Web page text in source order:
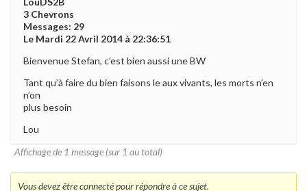
3 Chevrons
Messages: 29
Le Mardi 22 Avril 2014 à 22:36:51
Bienvenue Stefan, c’est bien aussi une BW
Tant qu’à faire du bien faisons le aux vivants, les morts n’en
n’on
plus besoin
Lou
Affichage de 1 message (sur 1 au total)
Vous devez être connecté pour répondre à ce sujet.